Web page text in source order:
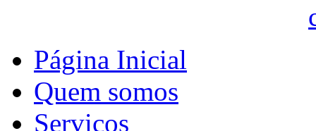
Página Inicial
Quem somos
Serviços